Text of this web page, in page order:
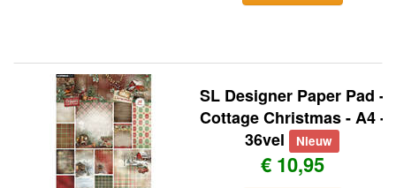
SL Designer Paper Pad -
Cottage Christmas - A4 -
36vel
Nieuw
€ 10,95